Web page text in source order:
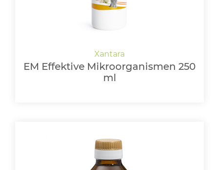
EM Effektive Mikroorganismen 250
ml